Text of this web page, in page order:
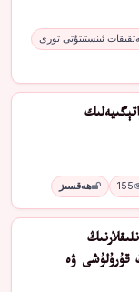
ئىنستىتۇتى تورى
155 ھەقسىز
قۇرۇلۇشى ۋە